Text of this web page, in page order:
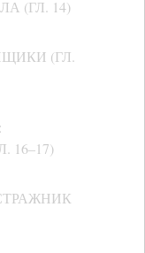
(ГЛ. 14)
(ГЛ.